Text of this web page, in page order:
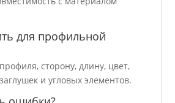
для профильной
сторону, длину, цвет,
и угловых элементов.